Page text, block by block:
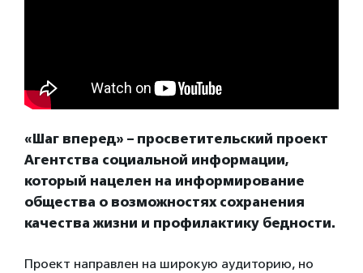
«Шаг вперед» – просветительский проект
Агентства социальной информации,
который нацелен на информирование
общества о возможностях сохранения
качества жизни и профилактику бедности.
Проект направлен на широкую аудиторию, но